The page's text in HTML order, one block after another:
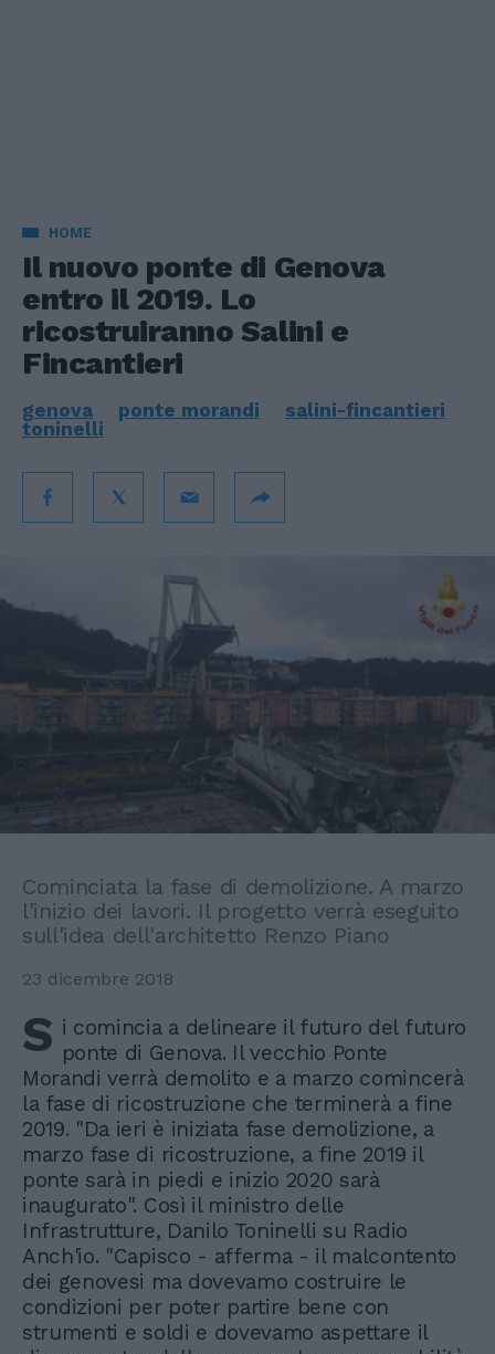
HOME
Il nuovo ponte di Genova
entro il 2019. Lo
ricostruiranno Salini e
Fincantieri
genova ponte morandi
salini-fincantieri
toninelli
Cominciata la fase di demolizione. A marzo
l'inizio dei lavori. Il progetto verrà eseguito
sull'idea dell'architetto Renzo Piano
23 dicembre 2018
S i comincia a delineare il futuro del futuro
ponte di Genova. Il vecchio Ponte
Morandi verrà demolito e a marzo comincerà
la fase di ricostruzione che terminerà a fine
2019. "Da ieri è iniziata fase demolizione, a
marzo fase di ricostruzione, a fine 2019 il
ponte sarà in piedi e inizio 2020 sarà
inaugurato". Così il ministro delle
Infrastrutture, Danilo Toninelli su Radio
Anch'io. "Capisco - afferma - il malcontento
dei genovesi ma dovevamo costruire le
condizioni per poter partire bene con
strumenti e soldi e dovevamo aspettare il